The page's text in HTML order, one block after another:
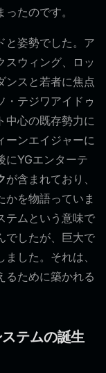
たのです。
と姿勢でした。ア
スウィング、ロッ
ンスと若者に焦点
・テジワアイドゥ
中心の既存勢力に
ーンエイジャーに
にYGエンターテ
が含まれており、
かを物語っていま
テムという意味で
でしたが、巨大で
した。それは、
るために築かれる
テムの誕生